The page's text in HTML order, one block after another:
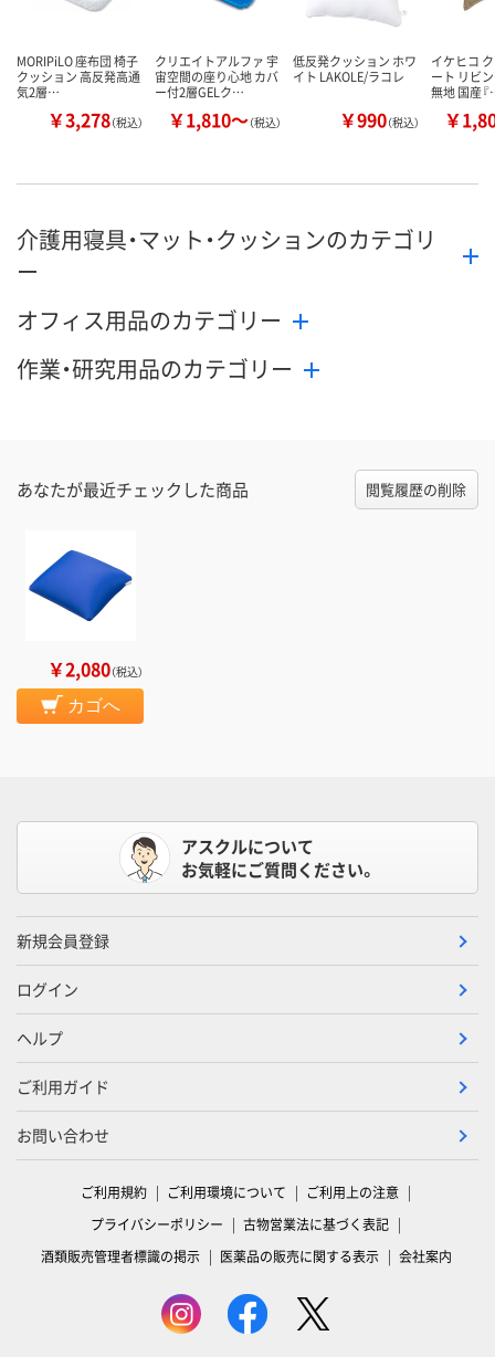
MORIPiLO 座布団 椅子
クッション 高反発高通
気2層…
￥3,278（税込）
クリエイトアルファ 宇
宙空間の座り心地 カバ
ー付2層GELク…
￥1,810～（税込）
低反発クッション ホワ
イト LAKOLE/ラコレ
￥990（税込）
イケヒコ
ート リビ
無地 国産
￥
介護用寝具・マット・クッションのカテゴリ
ー
オフィス用品のカテゴリー
作業・研究用品のカテゴリー
あなたが最近チェックした商品 閲覧履歴の削除
￥2,080（税込）
カゴへ
アスクルについて
お気軽にご質問ください。
新規会員登録
ログイン
ヘルプ
ご利用ガイド
お問い合わせ
ご利用規約 ご利用環境について
ご利用上の注意
プライバシーポリシー
古物営業法に基づく表記
酒類販売管理者標識の掲示
医薬品の販売に関する表示 会社案内